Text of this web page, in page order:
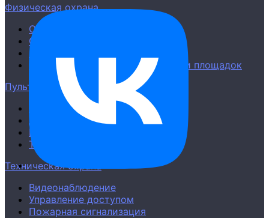
Физическая охрана
Охрана офисов
Охрана ЖК и ТСЖ
Охрана ресторанов и кафе
Охрана строительных объектов и площадок
Пультовая охрана
Квартиры
Дома
Бизнеса
Тревожная кнопка
Техническая охрана
Видеонаблюдение
Управление доступом
Пожарная сигнализация